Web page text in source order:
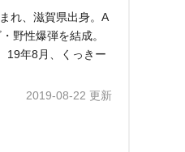
れ、滋賀県出身。A
野性爆弾を結成。
19年8月、くっきー
2019-08-22 更新